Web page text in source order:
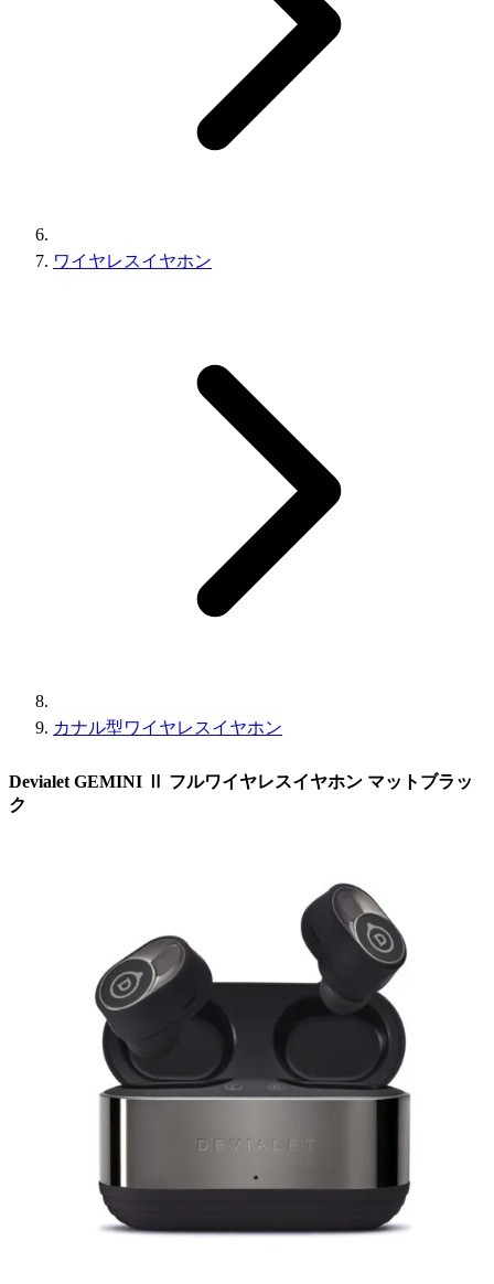
ワイヤレスイヤホン
カナル型ワイヤレスイヤホン
Devialet GEMINI Ⅱ フルワイヤレスイヤホン マットブラッ
ク